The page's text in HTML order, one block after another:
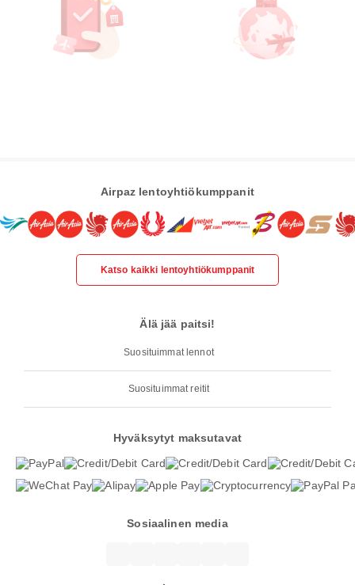
Airpaz lentoyhtiökumppanit
Katso kaikki lentoyhtiökumppanit
Älä jää paitsi!
Suosituimmat lennot
Suosituimmat reitit
Hyväksytyt maksutavat
Sosiaalinen media